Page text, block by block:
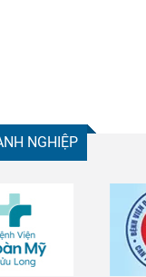
NGHIỆP